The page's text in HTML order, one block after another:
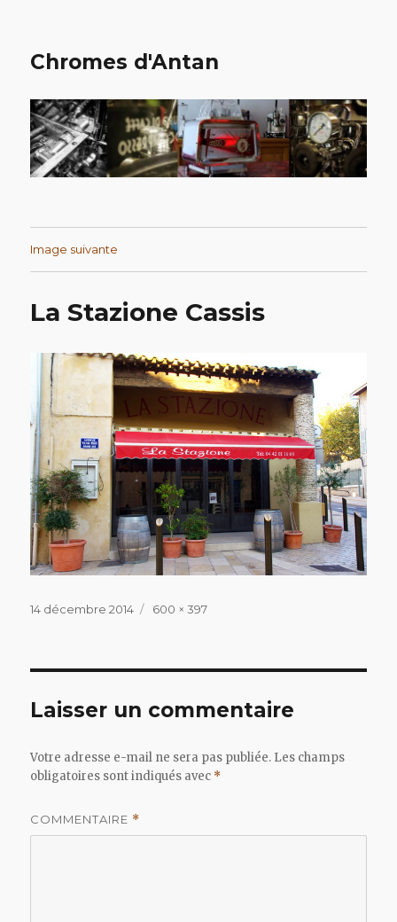
Chromes d'Antan
Image suivante
La Stazione Cassis
Publié
14 décembre 2014
Taille
600 × 397
Laisser un commentaire
Votre adresse e-mail ne sera pas publiée. Les champs
obligatoires sont indiqués avec *
COMMENTAIRE *